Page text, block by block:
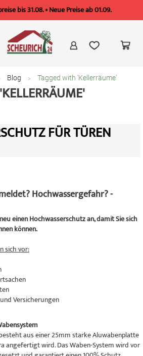
bis 31.08. • Neue Preise ab 01.09.
Blog Tagged with 'Kellerräume'
FÜR TÜREN
Hochwassergefahr? -
einen Hochwasserschutz an, damit Sie sich
können.
sich vor:
Versicherungen
aus einer 25mm starke Aluwabenplatte
angefertigt wird. Das Waben-System wird vor